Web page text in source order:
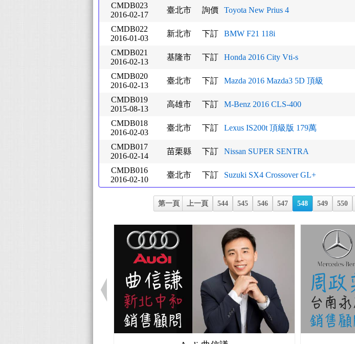
CMDB023
2016-02-17
臺北市 詢價 Toyota New Prius 4
CMDB022
2016-01-03
新北市 下訂 BMW F21 118i
CMDB021
2016-02-13
基隆市 下訂 Honda 2016 City Vti-s
CMDB020
2016-02-13
臺北市 下訂 Mazda 2016 Mazda3 5D 頂級
CMDB019
2015-08-13
高雄市 下訂 M-Benz 2016 CLS-400
CMDB018
2016-02-03
臺北市 下訂 Lexus IS200t 頂級版 179萬
CMDB017
2016-02-14
苗栗縣 下訂 Nissan SUPER SENTRA
CMDB016
2016-02-10
臺北市 下訂 Suzuki SX4 Crossover GL+
第一頁 上一頁 544 545 546 547 548 549 550